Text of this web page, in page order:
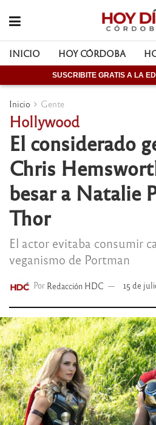
INICIO HOY CÓRDOBA
SUSCRIBITE GRATIS A LA
Inicio Gente
Hollywood
El considerado
Chris
besar a Natalie
Thor
El actor evitaba consumir
veganismo de Portman
Por Redacción HDC 15 de